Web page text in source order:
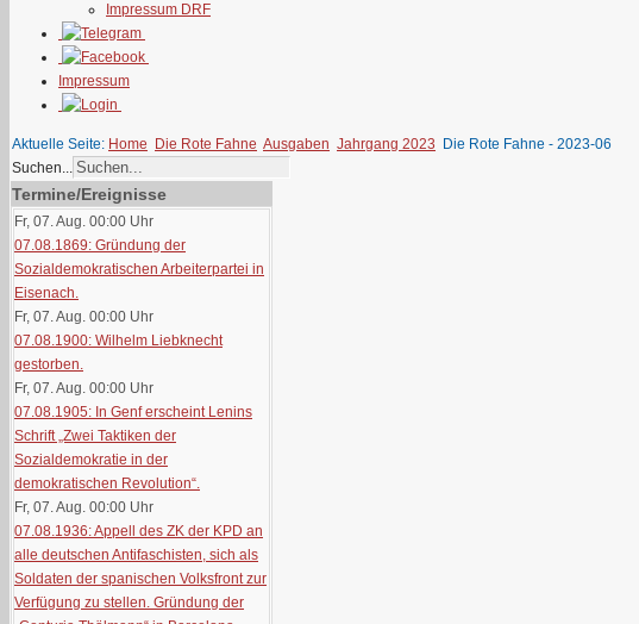
Impressum DRF
Impressum
Aktuelle Seite: Home Die Rote Fahne Ausgaben Jahrgang 2023
Die Rote Fahne - 2023-06
Suchen...
Termine/Ereignisse
Fr, 07. Aug. 00:00 Uhr
07.08.1869: Gründung der
Sozialdemokratischen Arbeiterpartei in
Eisenach.
Fr, 07. Aug. 00:00 Uhr
07.08.1900: Wilhelm Liebknecht
gestorben.
Fr, 07. Aug. 00:00 Uhr
07.08.1905: In Genf erscheint Lenins
Schrift „Zwei Taktiken der
Sozialdemokratie in der
demokratischen Revolution“.
Fr, 07. Aug. 00:00 Uhr
07.08.1936: Appell des ZK der KPD an
alle deutschen Antifaschisten, sich als
Soldaten der spanischen Volksfront zur
Verfügung zu stellen. Gründung der